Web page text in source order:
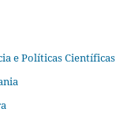
e Políticas Científicas